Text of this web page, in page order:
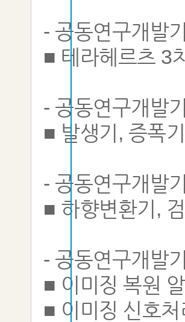
- 공동연구개발
■ 테라헤르츠 3
- 공동연구개발
■ 발생기, 증폭
- 공동연구개발
■ 하향변환기,
- 공동연구개발
■ 이미징 복원
■ 이미징 신호